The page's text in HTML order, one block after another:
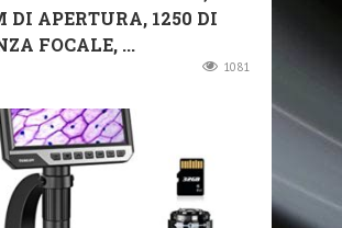
DI APERTURA, 1250 DI
FOCALE, ...
1081